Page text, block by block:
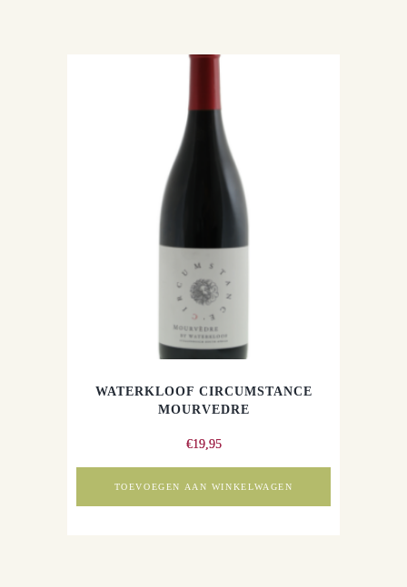
WATERKLOOF CIRCUMSTANCE
MOURVEDRE
€19,95
TOEVOEGEN AAN WINKELWAGEN